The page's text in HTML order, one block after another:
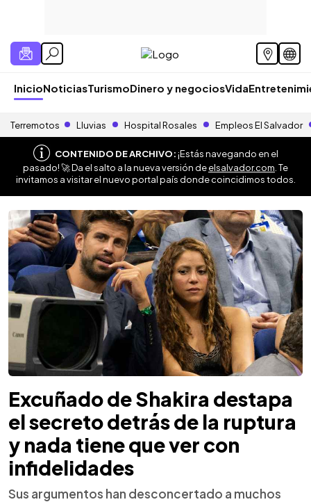
InicioNoticiasTurismoDinero y negociosVida
Terremotos Lluvias Hospital Rosales Empleos El Salvador
CONTENIDO DE ARCHIVO:¡Estás navegando en el
pasado! 🚀 Da el salto a la nueva versión deelsalvador.com . Te
invitamos a visitar el nuevo portal país donde coincidimos todos.
Excuñado de Shakira destapa
el secreto detrás de la ruptura
y nada tiene que ver con
infidelidades
Sus argumentos han desconcertado a muchos